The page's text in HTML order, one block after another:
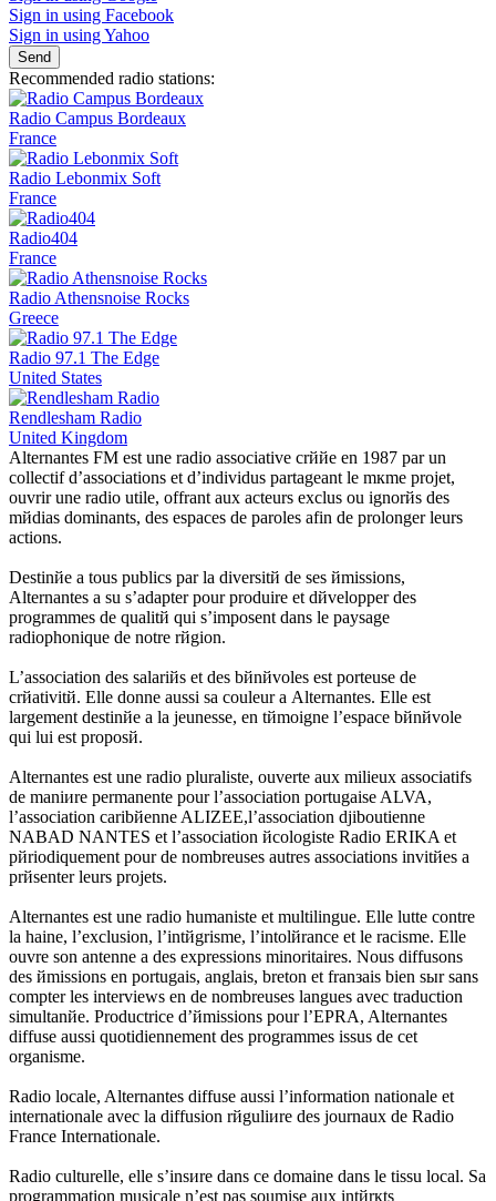
Sign in using Facebook
Sign in using Yahoo
Send
Recommended radio stations:
Radio Campus Bordeaux
France
Radio Lebonmix Soft
France
Radio404
France
Radio Athensnoise Rocks
Greece
Radio 97.1 The Edge
United States
Rendlesham Radio
United Kingdom
Alternantes FM est une radio associative crййe en 1987 par un
collectif d’associations et d’individus partageant le mкme projet,
ouvrir une radio utile, offrant aux acteurs exclus ou ignorйs des
mйdias dominants, des espaces de paroles afin de prolonger leurs
actions.
Destinйe а tous publics par la diversitй de ses йmissions,
Alternantes a su s’adapter pour produire et dйvelopper des
programmes de qualitй qui s’imposent dans le paysage
radiophonique de notre rйgion.
L’association des salariйs et des bйnйvoles est porteuse de
crйativitй. Elle donne aussi sa couleur а Alternantes. Elle est
largement destinйe а la jeunesse, en tйmoigne l’espace bйnйvole
qui lui est proposй.
Alternantes est une radio pluraliste, ouverte aux milieux associatifs
de maniиre permanente pour l’association portugaise ALVA,
l’association caribйenne ALIZEE,l’association djiboutienne
NABAD NANTES et l’association йcologiste Radio ERIKA et
pйriodiquement pour de nombreuses autres associations invitйes а
prйsenter leurs projets.
Alternantes est une radio humaniste et multilingue. Elle lutte contre
la haine, l’exclusion, l’intйgrisme, l’intolйrance et le racisme. Elle
ouvre son antenne а des expressions minoritaires. Nous diffusons
des йmissions en portugais, anglais, breton et franзais bien sыr sans
compter les interviews en de nombreuses langues avec traduction
simultanйe. Productrice d’йmissions pour l’EPRA, Alternantes
diffuse aussi quotidiennement des programmes issus de cet
organisme.
Radio locale, Alternantes diffuse aussi l’information nationale et
internationale avec la diffusion rйguliиre des journaux de Radio
France Internationale.
Radio culturelle, elle s’insиre dans ce domaine dans le tissu local. Sa
programmation musicale n’est pas soumise aux intйrкts